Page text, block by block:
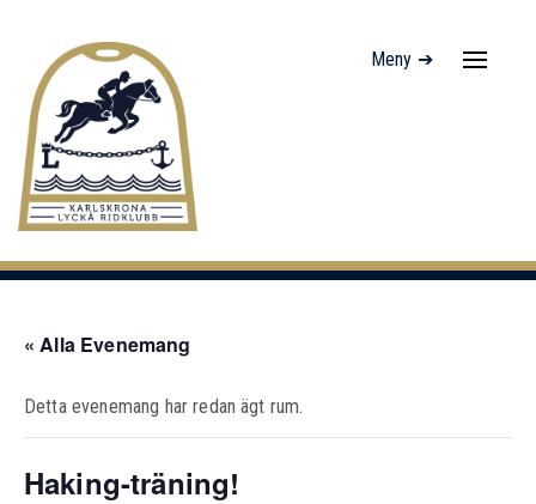
Meny ➔
« Alla Evenemang
Detta evenemang har redan ägt rum.
Haking-träning!